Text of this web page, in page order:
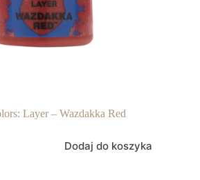
Layer – Wazdakka Red
Dodaj do koszyka